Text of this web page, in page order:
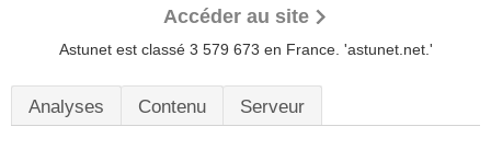
Accéder au site
Astunet est classé 3 579 673 en France. 'astunet.net.'
Analyses Contenu Serveur